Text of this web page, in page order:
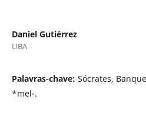
Daniel Gutiérrez
UBA
Palavras-chave: Sócrates,
*mel-.